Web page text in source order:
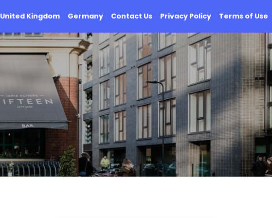
United Kingdom Germany Contact Us Privacy Policy Terms of Use